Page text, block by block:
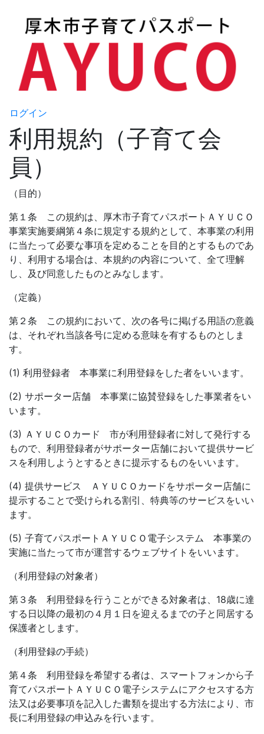
ログイン
利用規約（子育て会
員）
（目的）
第１条 この規約は、厚木市子育てパスポートＡＹＵＣＯ
事業実施要綱第４条に規定する規約として、本事業の利用
に当たって必要な事項を定めることを目的とするものであ
り、利用する場合は、本規約の内容について、全て理解
し、及び同意したものとみなします。
（定義）
第２条 この規約において、次の各号に掲げる用語の意義
は、それぞれ当該各号に定める意味を有するものとしま
す。
(1) 利用登録者 本事業に利用登録をした者をいいます。
(2) サポーター店舗 本事業に協賛登録をした事業者をい
います。
(3) ＡＹＵＣＯカード 市が利用登録者に対して発行する
もので、利用登録者がサポーター店舗において提供サービ
スを利用しようとするときに提示するものをいいます。
(4) 提供サービス ＡＹＵＣＯカードをサポーター店舗に
提示することで受けられる割引、特典等のサービスをいい
ます。
(5) 子育てパスポートＡＹＵＣＯ電子システム 本事業の
実施に当たって市が運営するウェブサイトをいいます。
（利用登録の対象者）
第３条 利用登録を行うことができる対象者は、18歳に達
する日以降の最初の４月１日を迎えるまでの子と同居する
保護者とします。
（利用登録の手続）
第４条 利用登録を希望する者は、スマートフォンから子
育てパスポートＡＹＵＣＯ電子システムにアクセスする方
法又は必要事項を記入した書類を提出する方法により、市
長に利用登録の申込みを行います。